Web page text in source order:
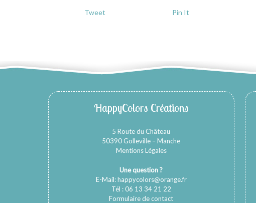
Tweet Pin It
HappyColors Créations
5 Route du Château
50390 Golleville – Manche
Mentions Légales
Une question ?
E-Mail:happycolors@orange.fr
Tél : 06 13 34 21 22
Formulaire de contact